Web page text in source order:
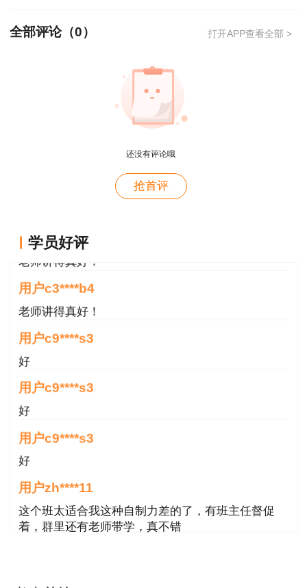
教材拿到手后应该如何学习？
1、了解教材章节分布、明确教材内容框架，
是最先要完成的任务，“目录”是帮助完成这项任务
看目录，先对教材有一个整体了解，再根据各
第一遍看教材时，应该全面覆盖、微观把握、
不遗漏任何一个细节。第二次复习教材时，需要从
宏观框架的层面上消化教材，清除盲点、查缺补
漏。
小编建议大家跟着网课老师一起学，老师会给
大家找出教材中考试的重难点，这样也能为大家节
看网课前先大家先通读教材，要知道自己这节
网课将要学什么，分几个部分，主要讲了什么，在
看教材时自己懂了哪些知识点，记住了哪部分内
全部评论（0） 打开APP查看全部 >
还没有评论哦
抢首评
学员好评
用户c3****b4
用户c3****b4
老师讲得真好！
用户c9****s3
好
用户c9****s3
好
用户c9****s3
好
用户zh****11
这个班太适合我这种自制力差的了，有班主任督促
着，群里还有老师带学，真不错